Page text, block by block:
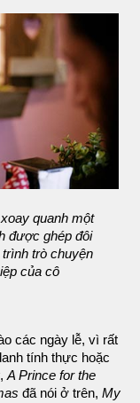
xoay quanh một
được ghép đôi
trò chuyện
của cô
các ngày lễ, vì rất
tính thực hoặc
,A Prince for the
đã nói ở trên, My